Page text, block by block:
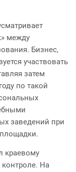
между
Бизнес,
участвовать
затем
по такой
заведений при
краевому
контроле. На